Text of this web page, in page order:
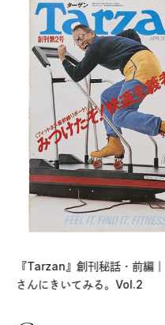
『Tarzan』創刊秘話・前編
さんにきいてみる。Vol.2